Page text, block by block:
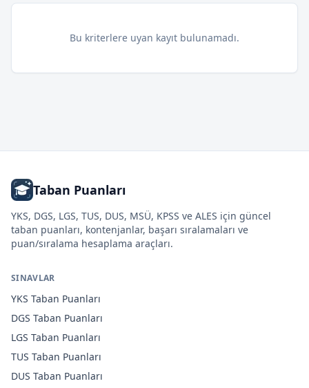
Bu kriterlere uyan kayıt bulunamadı.
Taban Puanları
YKS, DGS, LGS, TUS, DUS, MSÜ, KPSS ve ALES için güncel
taban puanları, kontenjanlar, başarı sıralamaları ve
puan/sıralama hesaplama araçları.
SINAVLAR
YKS Taban Puanları
DGS Taban Puanları
LGS Taban Puanları
TUS Taban Puanları
DUS Taban Puanları